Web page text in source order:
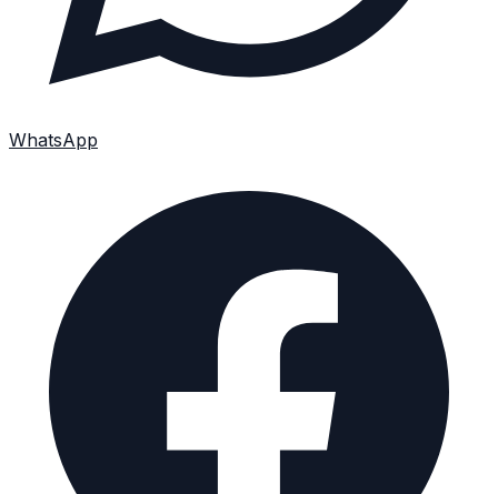
WhatsApp